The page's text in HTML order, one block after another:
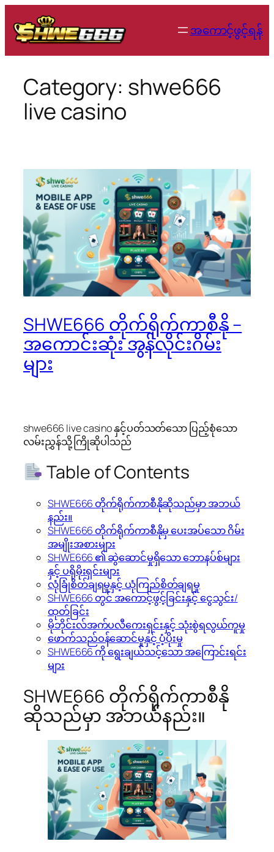
to
content
အကောင့်ဖွင့်ရန်
Category: shwe666
live casino
SHWE666 တိုက်ရိုက်ကာစီနို –
အကောင်းဆုံး အွန်လိုင်းဂိမ်း
များ
shwe666 live casino နှင့်ပတ်သတ်သော ပြည့်စုံသော
လမ်းညွှန်သို့ ကြိုဆိုပါသည်
Table of Contents
SHWE666 တိုက်ရိုက်ကာစီနိုဆိုသည်မှာ အဘယ်
နည်း။
SHWE666 တိုက်ရိုက်ကာစီနိုမှ ပေးအပ်သော ဂိမ်း
အမျိုးအစားများ
SHWE666 ၏ ဆွဲဆောင်မှုရှိသော ဘောနပ်စ်များ
နှင့် ပရိုမိုးရှင်းများ
လုံခြုံစိတ်ချရမှုနှင့် ယုံကြည်စိတ်ချရမှု
SHWE666 တွင် အကောင့်ဖွင့်ခြင်းနှင့် ငွေသွင်း/
ထုတ်ခြင်း
မိုဘိုင်းလ်အက်ပလီကေးရှင်းနှင့် သုံးစွဲရလွယ်ကူမှု
ဖောက်သည်ဝန်ဆောင်မှုနှင့် ပံ့ပိုးမှု
SHWE666 ကို ရွေးချယ်သင့်သော အကြောင်းရင်း
များ
SHWE666 တိုက်ရိုက်ကာစီနို
ဆိုသည်မှာ အဘယ်နည်း။